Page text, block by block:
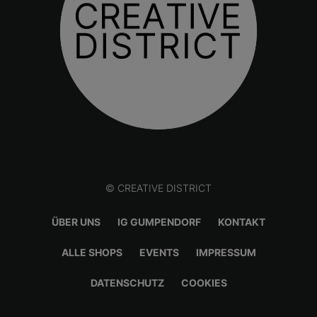
© CREATIVE DISTRICT
ÜBER UNS IG GUMPENDORF KONTAKT
ALLE SHOPS EVENTS IMPRESSUM
DATENSCHUTZ COOKIES